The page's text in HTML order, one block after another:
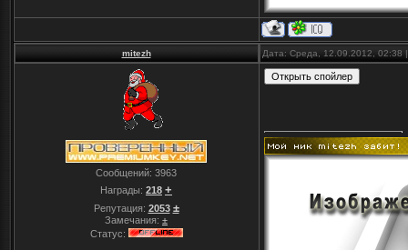
mitezh Дата: Среда, 12.09.2012,
Сообщений: 3963
Награды: 218 +
Репутация: 2053 ±
Замечания: ±
Статус: